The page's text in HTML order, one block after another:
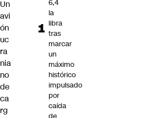
Un
avi
ón
uc
ra
nia
no
de
ca
rg
6,4
la
libra
tras
marcar
un
máximo
histórico
impulsado
por
caída
de